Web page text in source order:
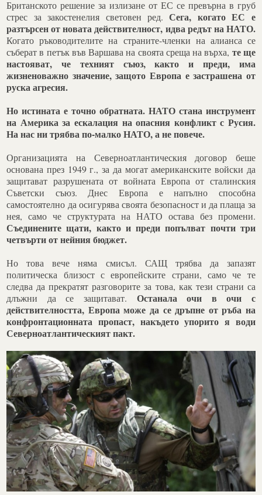
Британското решение за излизане от ЕС се превърна в груб
стрес за закостенелия световен ред. Сега, когато ЕС е
разтърсен от новата действителност, идва редът на НАТО.
Когато ръководителите на страните-членки на алианса се
съберат в петък във Варшава на своята среща на върха, те ще
настояват, че техният съюз, както и преди, има
жизненоважно значение, защото Европа е застрашена от
руска агресия.
Но истината е точно обратната. НАТО стана инструмент
на Америка за ескалация на опасния конфликт с Русия.
На нас ни трябва по-малко НАТО, а не повече.
Организацията на Северноатлантическия договор беше
основана през 1949 г., за да могат американските войски да
защитават разрушената от войната Европа от сталинския
Съветски съюз. Днес Европа е напълно способна
самостоятелно да осигурява своята безопасност и да плаща за
нея, само че структурата на НАТО остава без промени.
Съединените щати, както и преди попълват почти три
четвърти от нейния бюджет.
Но това вече няма смисъл. САЩ трябва да запазят
политическа близост с европейските страни, само че те
следва да прекратят разговорите за това, как тези страни са
длъжни да се защитават. Останала очи в очи с
действителността, Европа може да се дръпне от ръба на
конфронтационната пропаст, накъдето упорито я води
Северноатлантическият пакт.